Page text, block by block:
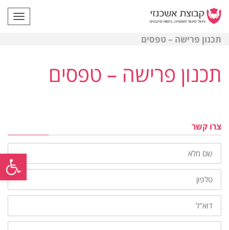
תכנון פרישה – טפסים
תכנון פרישה – טפסים
צרו קשר
שם
מלא
טלפון
דוא"ל
נושא